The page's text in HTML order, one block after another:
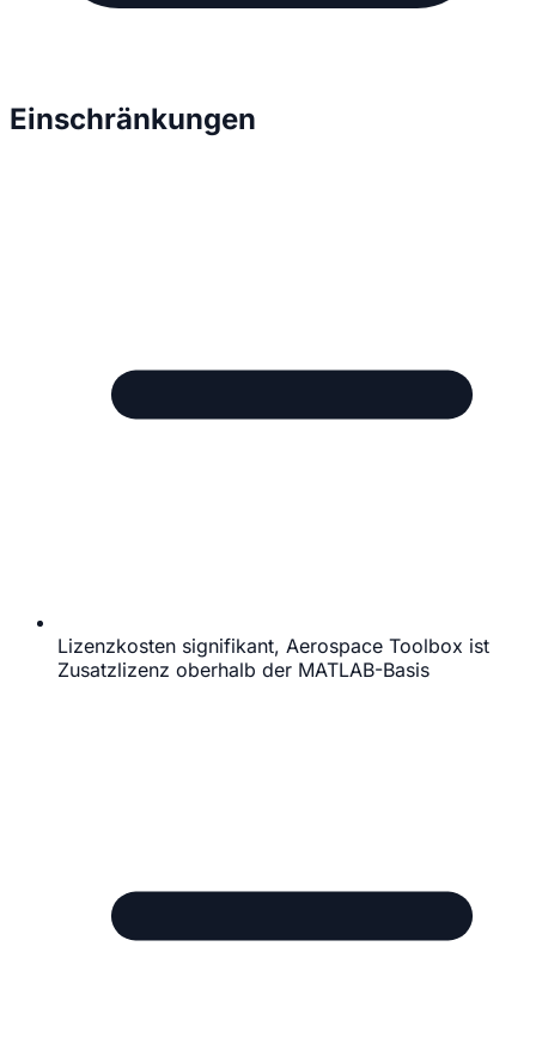
Einschränkungen
Lizenzkosten signifikant, Aerospace Toolbox ist
Zusatzlizenz oberhalb der MATLAB-Basis